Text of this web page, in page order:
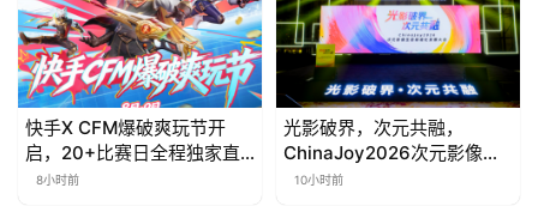
上
海
站
快手X CFM爆破爽玩节开
启，20+比赛日全程独家直
播
8小时前
光影破界，次元共融，
ChinaJoy2026次元影像生
态标准化发展大会盛大召开
10小时前